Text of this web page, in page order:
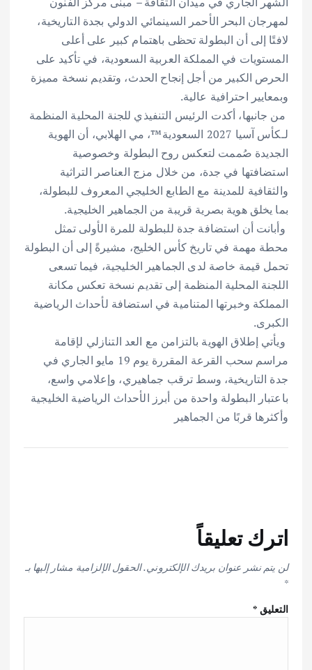
لمهرجان البحر الأحمر السينمائي الدولي بجدة التاريخية،
لافتًا إلى أن البطولة تحظى باهتمام كبير على أعلى
المستويات في المملكة العربية السعودية، في تأكيد على
الحرص الكبير من أجل إنجاح الحدث، وتقديم نسخة مميزة
وبمعايير احترافية عالية.
‎ من جانبها، أكدت الرئيس التنفيذي للجنة المحلية المنظمة
لـكأس آسيا 2027 السعودية™️، مي الهلابي، أن الهوية
الجديدة صُممت لتعكس روح البطولة وخصوصية
استضافتها في جدة، من خلال مزج العناصر التراثية
والثقافية للمدينة مع الطابع الخليجي المعروف للبطولة،
بما يخلق هوية بصرية قريبة من الجماهير الخليجية.
‎ وأبانت أن استضافة جدة للبطولة للمرة الأولى تمثل
محطة مهمة في تاريخ كأس الخليج، مشيرةً إلى أن البطولة
تحمل قيمة خاصة لدى الجماهير الخليجية، فيما تسعى
اللجنة المحلية المنظمة إلى تقديم نسخة تعكس مكانة
المملكة وخبرتها المتنامية في استضافة لأحداث الرياضية
الكبرى.
‎ ويأتي إطلاق الهوية بالتزامن مع العد التنازلي لإقامة
مراسم سحب القرعة المقررة يوم 19 مايو الجاري في
جدة التاريخية، وسط ترقب جماهيري، وإعلامي واسع،
باعتبار البطولة واحدة من أبرز الأحداث الرياضية الخليجية
وأكثرها قربًا من الجماهير
اترك تعليقاً
لن يتم نشر عنوان بريدك الإلكتروني.الحقول الإلزامية مشار إليها بـ
*
التعليق*